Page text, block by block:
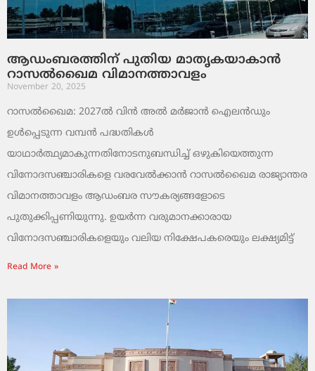
ആഡംബരത്തിന് പുതിയ മാതൃകയാകാൻ
റാസൽഖൈമ വിമാനത്താവളം
November 20, 2025
റാസൽഖൈമ: 2027ൽ വിൻ അൽ മർജാൻ ഐലൻഡും
ഉൾപ്പെടുന്ന വമ്പൻ പദ്ധതികൾ
യാഥാർത്ഥ്യമാകുന്നതിനോടനുബന്ധിച്ച് ഒഴുകിയെത്തുന്ന
വിനോദസഞ്ചാരികളെ വരവേൽക്കാൻ റാസൽഖൈമ രാജ്യാന്തര
വിമാനത്താവളം ആഡംബര സൗകര്യങ്ങളോടെ
പുതുക്കിപ്പണിയുന്നു. ഉയർന്ന വരുമാനക്കാരായ
വിനോദസഞ്ചാരികളെയും വലിയ നിക്ഷേപകരെയും ലക്ഷ്യമിട്ട്
Read More »